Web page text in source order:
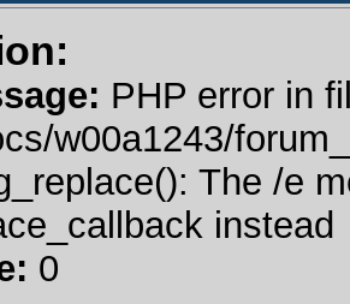
PHP error in
w00a1243/
The /e
instead
0